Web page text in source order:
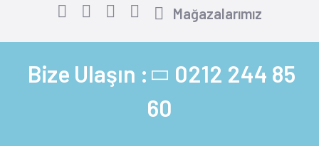
Mağazalarımız
Bize Ulaşın : 0212 244 85
60